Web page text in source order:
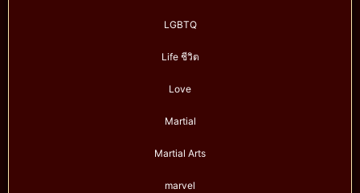
LGBTQ
Life ชีวิต
Love
Martial
Martial Arts
marvel